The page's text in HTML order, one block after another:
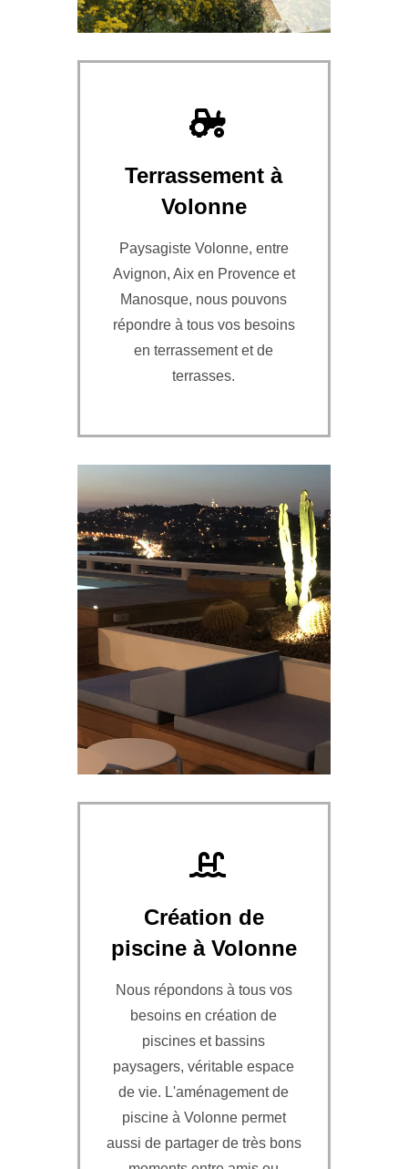
Terrassement à
Volonne
Paysagiste Volonne, entre
Avignon, Aix en Provence et
Manosque, nous pouvons
répondre à tous vos besoins
en terrassement et de
terrasses.
Création de
piscine à Volonne
Nous répondons à tous vos
besoins en création de
piscines et bassins
paysagers, véritable espace
de vie. L'aménagement de
piscine à Volonne permet
aussi de partager de très bons